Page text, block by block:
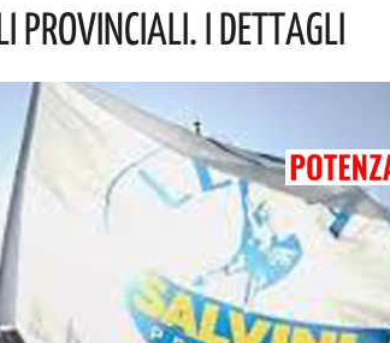
E BRUTTE SORPRESE IN VACANZA: ATTENZIONE A PREZZI INSOLITAMENTE CONVENIENTI DI
Provinciali. I Dettagli